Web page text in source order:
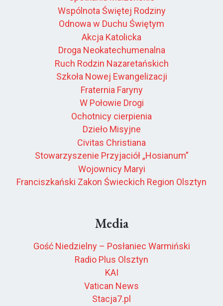
Wspólnota Świętej Rodziny
Odnowa w Duchu Świętym
Akcja Katolicka
Droga Neokatechumenalna
Ruch Rodzin Nazaretańskich
Szkoła Nowej Ewangelizacji
Fraternia Faryny
W Połowie Drogi
Ochotnicy cierpienia
Dzieło Misyjne
Civitas Christiana
Stowarzyszenie Przyjaciół „Hosianum”
Wojownicy Maryi
Franciszkański Zakon Świeckich Region Olsztyn
Media
Gość Niedzielny – Posłaniec Warmiński
Radio Plus Olsztyn
KAI
Vatican News
Stacja7.pl